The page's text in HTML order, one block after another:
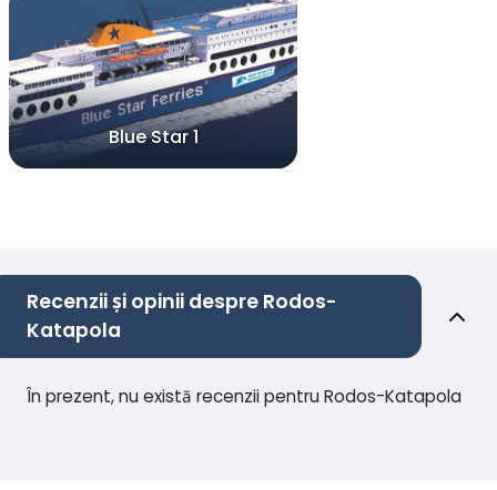
Blue Star 1
Recenzii și opinii despre Rodos-
Katapola
În prezent, nu există recenzii pentru Rodos-Katapola